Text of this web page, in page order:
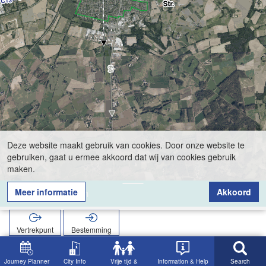
Journey Planner City Info
Vrije tijd &
Information & Help Search
Bürgerzentrum
Vertrekpunt
Bestemming
Start
Bürgerzentrum
Deze website maakt gebruik van cookies. Door onze website te
gebruiken, gaat u ermee akkoord dat wij van cookies gebruik
maken.
Meer informatie
Akkoord